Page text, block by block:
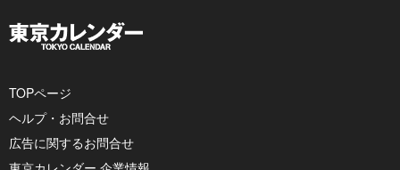
TOPページ
ヘルプ・お問合せ
広告に関するお問合せ